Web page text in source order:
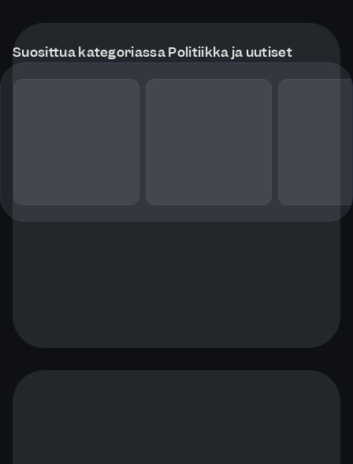
Suosittua kategoriassa Politiikka ja uutiset